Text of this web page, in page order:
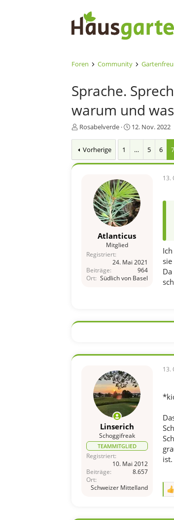
Foren Community
Sprache.
warum und
E
t
e
Rosabelverde
E
e
t
a
m
12. Nov. 2022
Vorherige 1 … 5 6 7
Atlanticus
Mitglied
Registriert
24. Mai 2021
Beiträge
964
Ort
Südlich von Basel
13.
Linserich
Schoggifreak
TEAMMITGLIED
Registriert
10. Mai 2012
Beiträge
8.657
Ort
Schweizer Mittelland
13.
ist.
R